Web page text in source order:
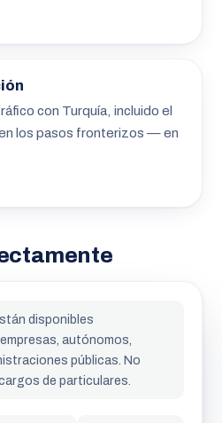
con Turquía, incluido el
los pasos fronterizos — en
disponibles
autónomos,
públicas. No
de particulares.